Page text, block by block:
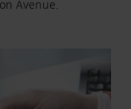
Avenue.